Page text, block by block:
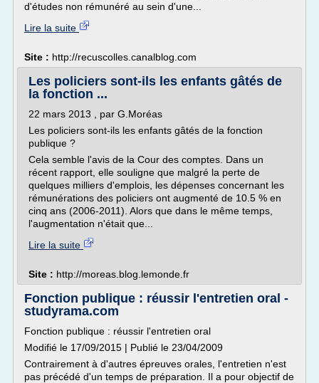
d'études non rémunéré au sein d'une...
Lire la suite
Site : http://recuscolles.canalblog.com
Les policiers sont-ils les enfants gâtés de
la fonction ...
22 mars 2013 , par G.Moréas
Les policiers sont-ils les enfants gâtés de la fonction
publique ?
Cela semble l'avis de la Cour des comptes. Dans un
récent rapport, elle souligne que malgré la perte de
quelques milliers d'emplois, les dépenses concernant les
rémunérations des policiers ont augmenté de 10.5 % en
cinq ans (2006-2011). Alors que dans le même temps,
l'augmentation n'était que...
Lire la suite
Site : http://moreas.blog.lemonde.fr
Fonction publique : réussir l'entretien oral -
studyrama.com
Fonction publique : réussir l'entretien oral
Modifié le 17/09/2015 | Publié le 23/04/2009
Contrairement à d'autres épreuves orales, l'entretien n'est
pas précédé d'un temps de préparation. Il a pour objectif de